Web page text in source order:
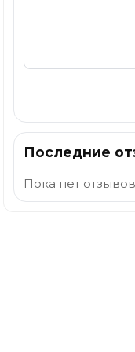
Последние
Пока нет